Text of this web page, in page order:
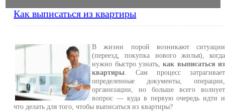
Как выписаться из квартиры
В жизни порой возникают ситуации
(переезд, покупка нового жилья), когда
нужно быстро узнать,как выписаться из
квартиры . Сам процесс затрагивает
определенные документы, операции,
организации, но больше всего волнует
вопрос — куда в первую очередь идти и
что делать для того, чтобы выписаться из квартиры?